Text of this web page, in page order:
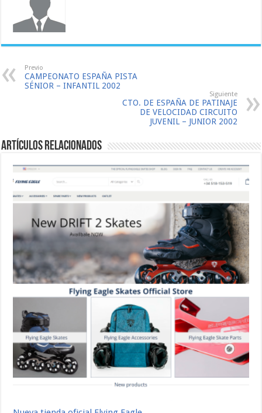
Previo
CAMPEONATO ESPAÑA PISTA
SÉNIOR – INFANTIL 2002
Siguiente
CTO. DE ESPAÑA DE PATINAJE
DE VELOCIDAD CIRCUITO
JUVENIL – JUNIOR 2002
Artículos relacionados